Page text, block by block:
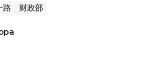
路 财政部